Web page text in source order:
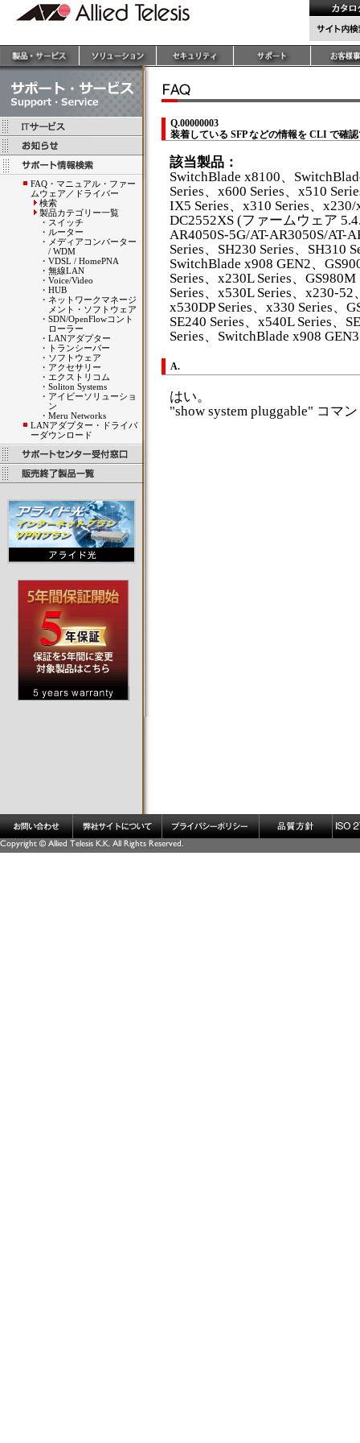
FAQ・マニュアル・ファー
ムウェア／ドライバー
検索
製品カテゴリー一覧
・ スイッチ
・ ルーター
・ メディアコンバーター
/ WDM
・ VDSL / HomePNA
・ 無線LAN
・ Voice/Video
・ HUB
・ ネットワークマネージ
メント・ソフトウェア
・ SDN/OpenFlowコント
ローラー
・ LANアダプター
・
トランシーバー
・ ソフトウェア
・ アクセサリー
・ エクストリコム
・ Soliton Systems
・ アイビーソリューショ
ン
・ Meru Networks
LANアダプター・ドライバ
ーダウンロード
Q.00000003
装着している SFP などの情報を CLI で確
該当製品：
SwitchBlade x8100、
Series、x600 Series、x510
IX5 Series、x310 Series、
DC2552XS (ファームウェア
AR4050S-5G/AT-AR3050S/AT-
Series、SH230 Series、SH310
SwitchBlade x908 GEN2、
Series、x230L Series、
Series、x530L Series、x230-52
x530DP Series、x330 Series、
SE240 Series、x540L Series、
Series、SwitchBlade x908
A.
はい。
"show system pluggable" コマ